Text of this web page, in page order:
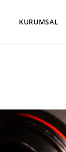
KURUMSAL
Pressefotos Logo